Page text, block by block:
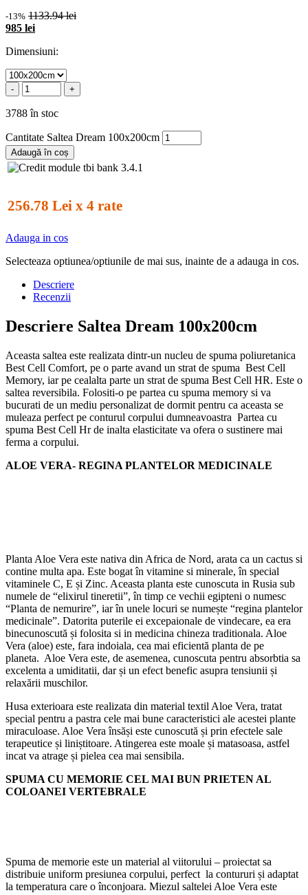
-13% 1133.94 lei
985 lei
Dimensiuni:
- +
3788 în stoc
Cantitate Saltea Dream 100x200cm
Adaugă în coș
256.78 Lei x 4 rate
Adauga in cos
Selecteaza optiunea/optiunile de mai sus, inainte de a adauga in cos.
Descriere
Recenzii
Descriere Saltea Dream 100x200cm
Aceasta saltea este realizata dintr-un nucleu de spuma poliuretanica
Best Cell Comfort, pe o parte avand un strat de spuma Best Cell
Memory, iar pe cealalta parte un strat de spuma Best Cell HR. Este o
saltea reversibila. Folositi-o pe partea cu spuma memory si va
bucurati de un mediu personalizat de dormit pentru ca aceasta se
muleaza perfect pe conturul corpului dumneavoastra Partea cu
spuma Best Cell Hr de inalta elasticitate va ofera o sustinere mai
ferma a corpului.
ALOE VERA- REGINA PLANTELOR MEDICINALE
Planta Aloe Vera este nativa din Africa de Nord, arata ca un cactus si
contine multa apa. Este bogat în vitamine si minerale, în special
vitaminele C, E și Zinc. Aceasta planta este cunoscuta in Rusia sub
numele de “elixirul tineretii”, în timp ce vechii egipteni o numesc
“Planta de nemurire”, iar în unele locuri se numește “regina plantelor
medicinale”. Datorita puterile ei excepaionale de vindecare, ea era
binecunoscută și folosita si in medicina chineza traditionala. Aloe
Vera (aloe) este, fara indoiala, cea mai eficientă planta de pe
planeta. Aloe Vera este, de asemenea, cunoscuta pentru absorbtia sa
excelenta a umiditatii, dar și un efect benefic asupra tensiunii și
relaxării muschilor.
Husa exterioara este realizata din material textil Aloe Vera, tratat
special pentru a pastra cele mai bune caracteristici ale acestei plante
miraculoase. Aloe Vera însăși este cunoscută și prin efectele sale
terapeutice și liniștitoare. Atingerea este moale și matasoasa, astfel
incat va atrage și pielea cea mai sensibila.
SPUMA CU MEMORIE CEL MAI BUN PRIETEN AL
COLOANEI VERTEBRALE
Spuma de memorie este un material al viitorului – proiectat sa
distribuie uniform presiunea corpului, perfect la contururi și adaptat
la temperatura care o înconjoara. Miezul saltelei Aloe Vera este